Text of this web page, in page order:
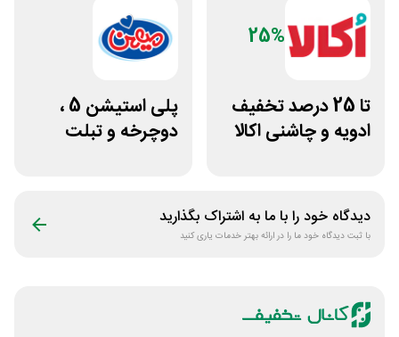
25%
تا 25 درصد تخفیف
ادویه و چاشنی اکالا
پلی استیشن 5 ،
دوچرخه و تبلت
دیدگاه خود را با ما به اشتراک بگذارید
با ثبت دیدگاه خود ما را در ارائه بهتر خدمات یاری کنید